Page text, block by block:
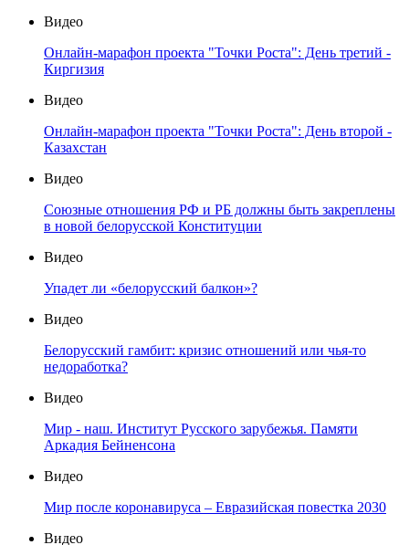
Видео
Онлайн-марафон проекта "Точки Роста": День третий -
Киргизия
Видео
Онлайн-марафон проекта "Точки Роста": День второй -
Казахстан
Видео
Союзные отношения РФ и РБ должны быть закреплены
в новой белорусской Конституции
Видео
Упадет ли «белорусский балкон»?
Видео
Белорусский гамбит: кризис отношений или чья-то
недоработка?
Видео
Мир - наш. Институт Русского зарубежья. Памяти
Аркадия Бейненсона
Видео
Мир после коронавируса – Евразийская повестка 2030
Видео